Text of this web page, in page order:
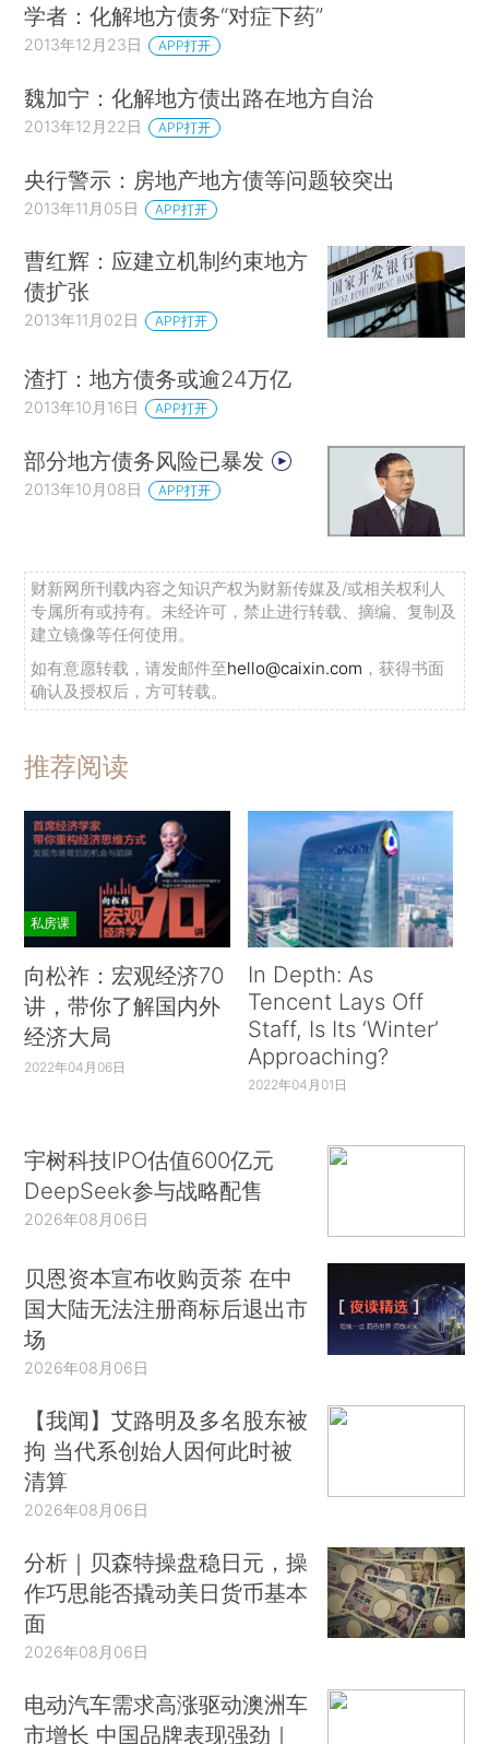
学者：化解地方债务“对症下药”
2013年12月23日 APP打开
魏加宁：化解地方债出路在地方自治
2013年12月22日 APP打开
央行警示：房地产地方债等问题较突出
2013年11月05日 APP打开
曹红辉：应建立机制约束地方
债扩张
2013年11月02日 APP打开
渣打：地方债务或逾24万亿
2013年10月16日 APP打开
部分地方债务风险已暴发
2013年10月08日 APP打开
财新网所刊载内容之知识产权为财新传媒及/或相关权利人
专属所有或持有。未经许可，禁止进行转载、摘编、复制及
建立镜像等任何使用。
如有意愿转载，请发邮件至hello@caixin.com ，获得书面
确认及授权后，方可转载。
推荐阅读
私房课
向松祚：宏观经济70
讲，带你了解国内外
经济大局
2022年04月06日
In Depth: As
Tencent Lays Off
Staff, Is Its ‘Winter’
Approaching?
2022年04月01日
宇树科技IPO估值600亿元
DeepSeek参与战略配售
2026年08月06日
贝恩资本宣布收购贡茶 在中
国大陆无法注册商标后退出市
场
2026年08月06日
【我闻】艾路明及多名股东被
拘 当代系创始人因何此时被
清算
2026年08月06日
分析｜贝森特操盘稳日元，操
作巧思能否撬动美日货币基本
面
2026年08月06日
电动汽车需求高涨驱动澳洲车
市增长 中国品牌表现强劲｜